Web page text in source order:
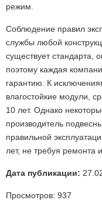
режим.
Соблюдение правил
службы любой
существует стандарта,
поэтому каждая
гарантию. К
влагостойкие модули,
10 лет. Однако
производитель
правильной
лет, не требуя ремонта
Дата публикации:
Просмотров: 937